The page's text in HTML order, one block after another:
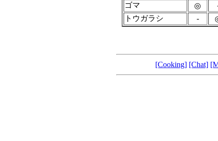
ゴマ
◎
トウガラシ
-
[Cooking] [Chat]